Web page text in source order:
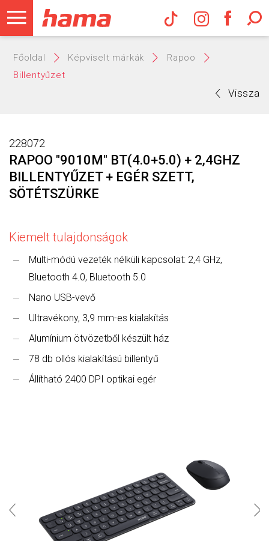
Hama
Főoldal Képviselt márkák
Rapoo
Billentyűzet
Vissza
228072
RAPOO "9010M" BT(4.0+5.0) + 2,4GHZ
BILLENTYŰZET + EGÉR SZETT,
SÖTÉTSZÜRKE
Kiemelt tulajdonságok
Multi-módú vezeték nélküli kapcsolat: 2,4 GHz,
Bluetooth 4.0, Bluetooth 5.0
Nano USB-vevő
Ultravékony, 3,9 mm-es kialakítás
Alumínium ötvözetből készült ház
78 db ollós kialakítású billentyű
Állítható 2400 DPI optikai egér